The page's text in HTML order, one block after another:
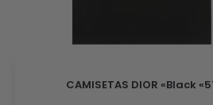
CAMISETAS DIOR «Black